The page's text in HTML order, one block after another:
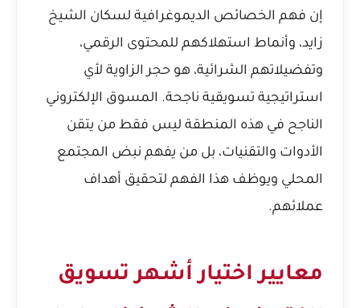
إن فهم الخصائص الديموغرافية لسكان الشيخ
زايد، وأنماط استهلاكهم للمحتوى الرقمي،
وتفضيلاتهم الشرائية، هو حجر الزاوية لأي
استراتيجية تسويقية ناجحة. المسوق الإلكتروني
الناجح في هذه المنطقة ليس فقط من يتقن
الأدوات والتقنيات، بل من يفهم نبض المجتمع
المحلي ويوظف هذا الفهم لتحقيق أهداف
عملائهم.
معايير اختيار أشهر تسويق